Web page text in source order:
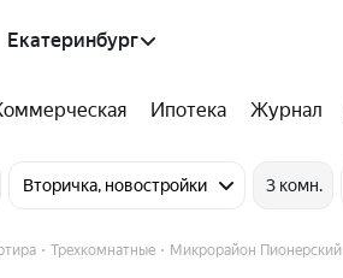
Екатеринбург
Ипотека Журнал
Вторичка, новостройки 3 комн.
Трехкомнатные Микрорайон Пионерский